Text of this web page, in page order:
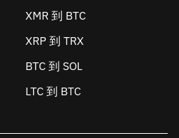
XMR 到 BTC
XRP 到 TRX
BTC 到 SOL
LTC 到 BTC